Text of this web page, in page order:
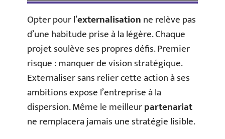
Opter pour l’externalisationne relève pas
d’une habitude prise à la légère. Chaque
projet soulève ses propres défis. Premier
risque : manquer de vision stratégique.
Externaliser sans relier cette action à ses
ambitions expose l’entreprise à la
dispersion. Même le meilleurpartenariat
ne remplacera jamais une stratégie lisible.